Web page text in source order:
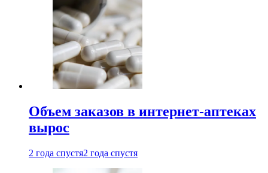
Объем заказов в интернет-аптеках
вырос
2 года спустя2 года спустя